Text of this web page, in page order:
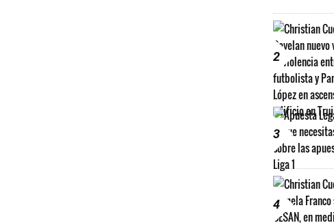
2
3
4